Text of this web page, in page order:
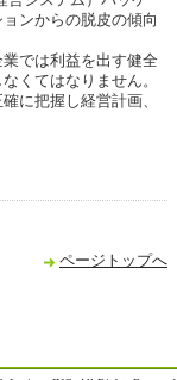
ンからの脱皮の傾向
では利益を出す健全
くてはなりません。
に把握し経営計画、
ページトップへ